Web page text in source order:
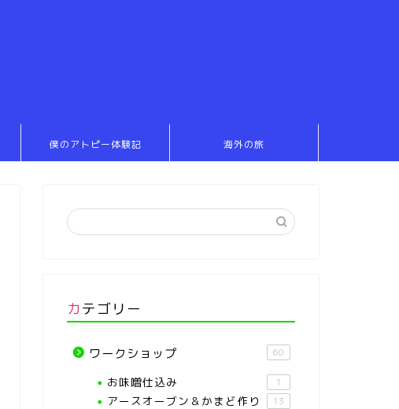
僕のアトピー体験記 海外の旅
カテゴリー
ワークショップ 60
お味噌仕込み 1
アースオーブン＆かまど作り 13